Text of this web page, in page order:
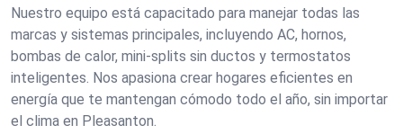
Nuestro equipo está capacitado para manejar todas las
marcas y sistemas principales, incluyendo AC, hornos,
bombas de calor, mini-splits sin ductos y termostatos
inteligentes. Nos apasiona crear hogares eficientes en
energía que te mantengan cómodo todo el año, sin importar
el clima en Pleasanton.